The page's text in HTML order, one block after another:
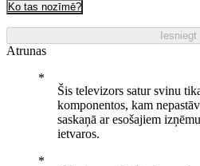
Ko tas nozīmē?
Iesniegt
Atrunas
Šis televizors satur svinu
komponentos, kam
saskaņā ar esošajiem
ietvaros.